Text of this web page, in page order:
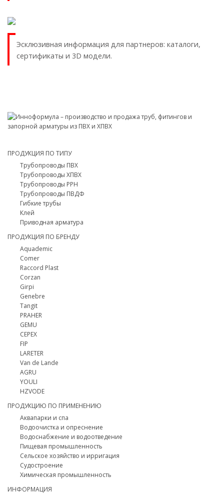
Эсклюзивная информация для партнеров: каталоги,
сертификаты и 3D модели.
ПРОДУКЦИЯ ПО ТИПУ
Трубопроводы ПВХ
Трубопроводы ХПВХ
Трубопроводы PPH
Трубопроводы ПВДФ
Гибкие трубы
Клей
Приводная арматура
ПРОДУКЦИЯ ПО БРЕНДУ
Aquademic
Comer
Raccord Plast
Corzan
Girpi
Genebre
Tangit
PRAHER
GEMU
CEPEX
FIP
LARETER
Van de Lande
AGRU
YOULI
HZVODE
ПРОДУКЦИЮ ПО ПРИМЕНЕНИЮ
Аквапарки и спа
Водоочистка и опреснение
Водоснабжение и водоотведение
Пищевая промышленность
Сельское хозяйство и ирригация
Судостроение
Химическая промышленность
ИНФОРМАЦИЯ